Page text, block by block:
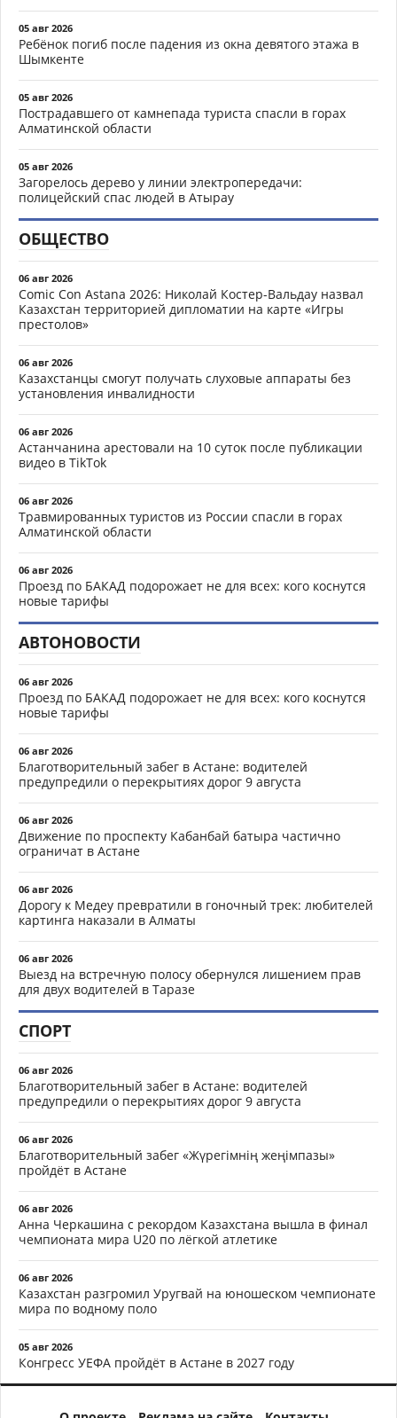
05 авг 2026
Ребёнок погиб после падения из окна девятого этажа в
Шымкенте
05 авг 2026
Пострадавшего от камнепада туриста спасли в горах
Алматинской области
05 авг 2026
Загорелось дерево у линии электропередачи:
полицейский спас людей в Атырау
ОБЩЕСТВО
06 авг 2026
Comic Con Astana 2026: Николай Костер-Вальдау назвал
Казахстан территорией дипломатии на карте «Игры
престолов»
06 авг 2026
Казахстанцы смогут получать слуховые аппараты без
установления инвалидности
06 авг 2026
Астанчанина арестовали на 10 суток после публикации
видео в TikTok
06 авг 2026
Травмированных туристов из России спасли в горах
Алматинской области
06 авг 2026
Проезд по БАКАД подорожает не для всех: кого коснутся
новые тарифы
АВТОНОВОСТИ
06 авг 2026
Проезд по БАКАД подорожает не для всех: кого коснутся
новые тарифы
06 авг 2026
Благотворительный забег в Астане: водителей
предупредили о перекрытиях дорог 9 августа
06 авг 2026
Движение по проспекту Кабанбай батыра частично
ограничат в Астане
06 авг 2026
Дорогу к Медеу превратили в гоночный трек: любителей
картинга наказали в Алматы
06 авг 2026
Выезд на встречную полосу обернулся лишением прав
для двух водителей в Таразе
СПОРТ
06 авг 2026
Благотворительный забег в Астане: водителей
предупредили о перекрытиях дорог 9 августа
06 авг 2026
Благотворительный забег «Жүрегімнің жеңімпазы»
пройдёт в Астане
06 авг 2026
Анна Черкашина с рекордом Казахстана вышла в финал
чемпионата мира U20 по лёгкой атлетике
06 авг 2026
Казахстан разгромил Уругвай на юношеском чемпионате
мира по водному поло
05 авг 2026
Конгресс УЕФА пройдёт в Астане в 2027 году